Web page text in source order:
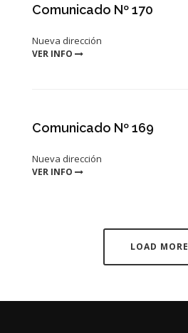
Comunicado Nº 170
Nueva dirección
VER INFO
Comunicado Nº 169
Nueva dirección
VER INFO
LOAD MORE